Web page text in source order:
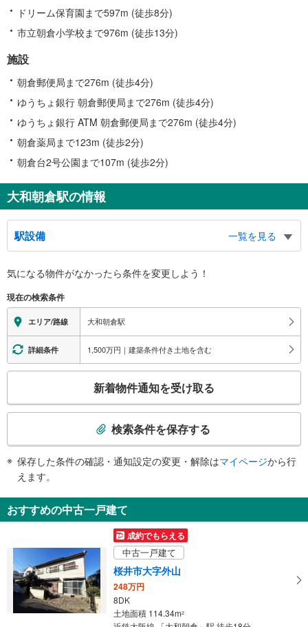
ドリーム保育園まで597m (徒歩8分)
市立朝倉小学校まで976m (徒歩13分)
施設
朝倉郵便局まで276m (徒歩4分)
ゆうちょ銀行 朝倉郵便局まで276m (徒歩4分)
ゆうちょ銀行 ATM 朝倉郵便局まで276m (徒歩4分)
朝倉薬局まで123m (徒歩2分)
朝倉台2号公園まで107m (徒歩2分)
大和朝倉駅の情報
駅設備
一覧を見る
※段差なしでの移動経路
地上⇔改札⇔ホーム：○
エレベータ
・各ホーム⇔改札
・改札⇔地上
気になる物件がなかったら条件を変更しよう！
現在の検索条件
エリア/路線 大和朝倉駅
詳細条件 1,500万円｜建築条件付き土地を含む
検
知
を
け
取
る
・
新着物件通知を受け取る
検索条件を保存する
保存した条件の確認・通知設定の変更・解除はマイページから行
えます。
おすすめの中古一戸建て
成約でもらえる
中古一戸建て
桜井市大字外山
248万円
8DK
土地面積 114.34m2